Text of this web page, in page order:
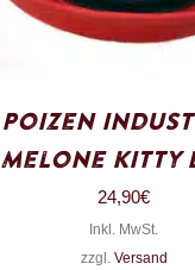
Poizen
Melone Kitty
24,90€
Inkl. MwSt.
zzgl. Versand